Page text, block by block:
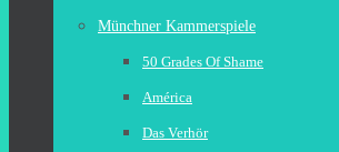
Münchner Kammerspiele
50 Grades Of Shame
América
Das Verhör